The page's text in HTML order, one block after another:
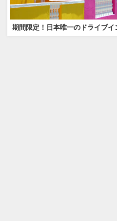
期間限定！日本唯一のドライブイ